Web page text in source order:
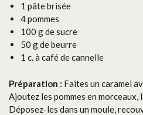
1 pâte brisée
4 pommes
100 g de sucre
50 g de beurre
1 c. à café de cannelle
Préparation : Faites un caramel
Ajoutez les pommes en morceaux,
Déposez-les dans un moule,